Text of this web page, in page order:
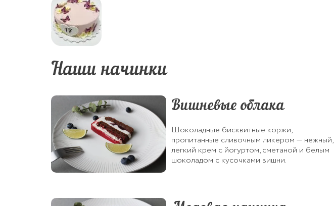
Наши начинки
Вишневые облака
Шоколадные бисквитные коржи,
пропитанные сливочным ликером — нежный,
легкий крем с йогуртом, сметаной и белым
шоколадом с кусочками вишни.